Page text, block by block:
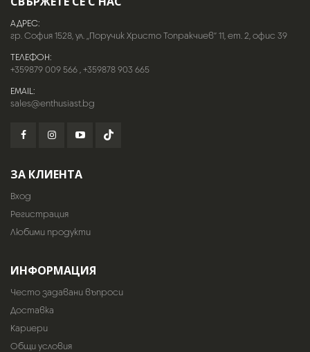
АДРЕС:
гр. София 1528, ул. „Поручик Христо Топракчиев“ 11, ет. 2, офис 39
ТЕЛЕФОН:
+359879 009 566,+359878 903 665
EMAIL:
sales@enthusiast.bg
ЗА КЛИЕНТА
Вход
Регистрация
Любими продукти
ИНФОРМАЦИЯ
Често задавани въпроси
Доставка
Кариери
Общи условия